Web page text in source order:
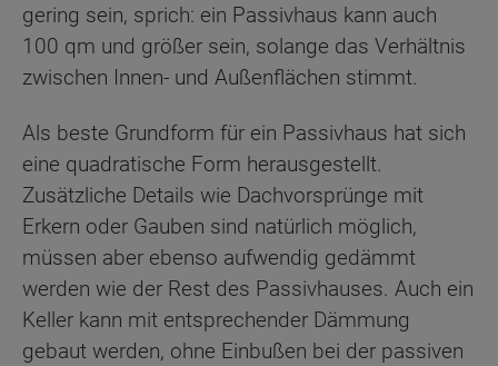
gering sein, sprich: ein Passivhaus kann auch
100 qm und größer sein, solange das Verhältnis
zwischen Innen- und Außenflächen stimmt.
Als beste Grundform für ein Passivhaus hat sich
eine quadratische Form herausgestellt.
Zusätzliche Details wie Dachvorsprünge mit
Erkern oder Gauben sind natürlich möglich,
müssen aber ebenso aufwendig gedämmt
werden wie der Rest des Passivhauses. Auch ein
Keller kann mit entsprechender Dämmung
gebaut werden, ohne Einbußen bei der passiven